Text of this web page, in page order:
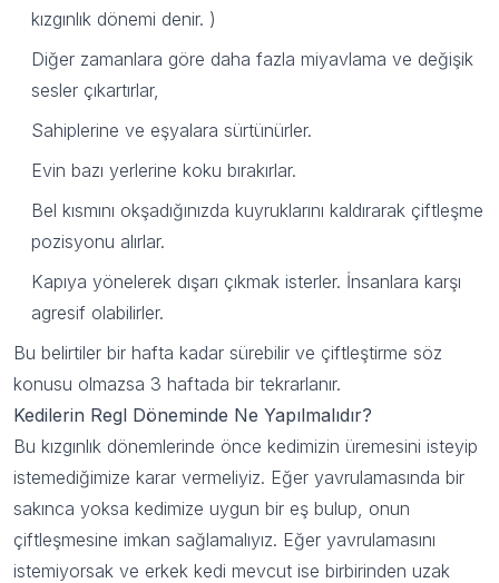
kızgınlık dönemi denir. )
Diğer zamanlara göre daha fazla miyavlama ve değişik
sesler çıkartırlar,
Sahiplerine ve eşyalara sürtünürler.
Evin bazı yerlerine koku bırakırlar.
Bel kısmını okşadığınızda kuyruklarını kaldırarak çiftleşme
pozisyonu alırlar.
Kapıya yönelerek dışarı çıkmak isterler. İnsanlara karşı
agresif olabilirler.
Bu belirtiler bir hafta kadar sürebilir ve çiftleştirme söz
konusu olmazsa 3 haftada bir tekrarlanır.
Kedilerin Regl Döneminde Ne Yapılmalıdır?
Bu kızgınlık dönemlerinde önce kedimizin üremesini isteyip
istemediğimize karar vermeliyiz. Eğer yavrulamasında bir
sakınca yoksa kedimize uygun bir eş bulup, onun
çiftleşmesine imkan sağlamalıyız. Eğer yavrulamasını
istemiyorsak ve erkek kedi mevcut ise birbirinden uzak
100 TL indirim
Mail bültenimize şimdi katılın,
anında 100 TL indirim fırsatından
yararlanın!
Kullanım Koşullarını kabul ediyorum
Kayıt Ol